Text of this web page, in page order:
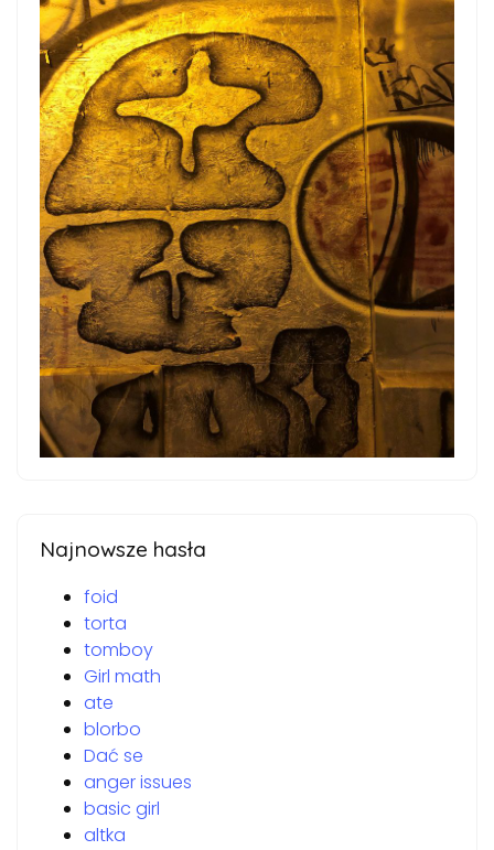
Najnowsze hasła
foid
torta
tomboy
Girl math
ate
blorbo
Dać se
anger issues
basic girl
altka